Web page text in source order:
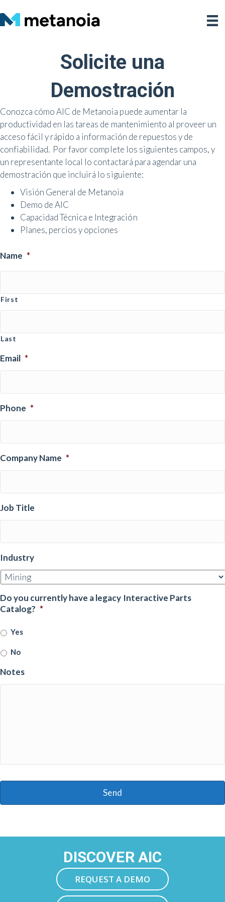
Solicite una
Demostración
Conozca cómo AIC de Metanoia puede aumentar la
productividad en las tareas de mantenimiento al proveer un
acceso fácil y rápido a información de repuestos y de
confiabilidad. Por favor complete los siguientes campos, y
un representante local lo contactará para agendar una
demostración que incluirá lo siguiente:
Visión General de Metanoia
Demo de AIC
Capacidad Técnica e Integración
Planes, percios y opciones
Name *
First
Last
Email *
Phone *
Company Name *
Job Title
Industry
Do you currently have a legacy Interactive Parts
Catalog? *
Yes
No
Notes
DISCOVER AIC
REQUEST A DEMO